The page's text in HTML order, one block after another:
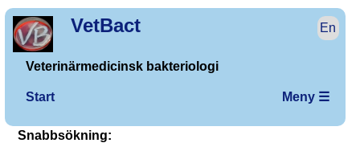
VetBact En
Veterinärmedicinsk bakteriologi
Start Meny ☰
Snabbsökning: